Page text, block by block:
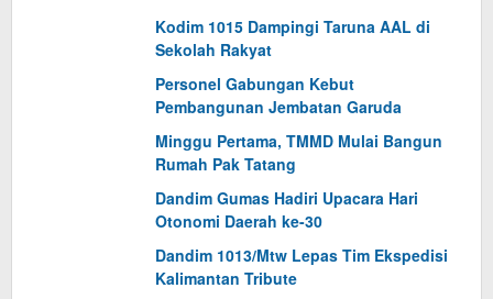
Kodim 1015 Dampingi Taruna AAL di
Sekolah Rakyat
Personel Gabungan Kebut
Pembangunan Jembatan Garuda
Minggu Pertama, TMMD Mulai Bangun
Rumah Pak Tatang
Dandim Gumas Hadiri Upacara Hari
Otonomi Daerah ke-30
Dandim 1013/Mtw Lepas Tim Ekspedisi
Kalimantan Tribute